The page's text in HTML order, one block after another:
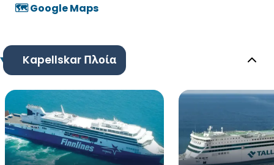
🗺️ Google Maps
Kapellskar Πλοία